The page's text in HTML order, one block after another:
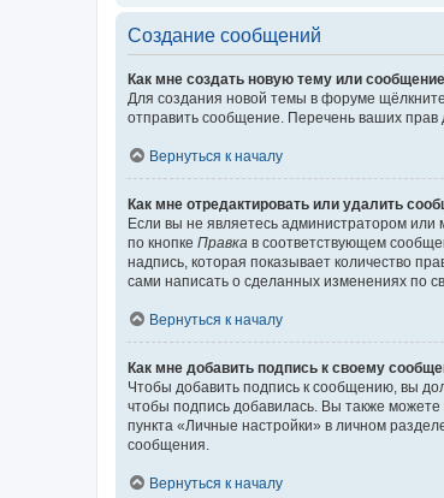
Создание сообщений
Как мне создать новую тему или
Для создания новой темы в форуме
отправить сообщение. Перечень ваших
Вернуться к началу
Как мне отредактировать или удалить
Если вы не являетесь администратором
по кнопке Правка в соответствующем
надпись, которая показывает количество
сами написать о сделанных изменениях по
Вернуться к началу
Как мне добавить подпись к своему
Чтобы добавить подпись к сообщению, вы
чтобы подпись добавилась. Вы также
пункта «Личные настройки» в личном
сообщения.
Вернуться к началу